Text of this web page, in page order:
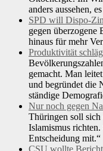
anders aussehen,
SPD will Dispo-
gegen überzogene
hinaus für mehr
Produktivität
gemacht. Man
und begründet die
ständige
Nur noch gegen
Thüringen soll sich
Islamismus
Entscheidung mit.“